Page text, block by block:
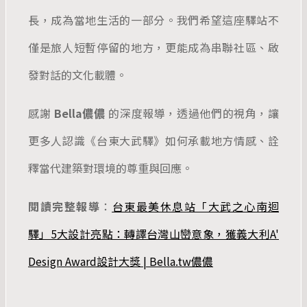
長，成為當地生活的一部分。我們希望這座驛站不
僅是旅人短暫停留的地方，更能成為串聯社區、啟
發對話的文化載體。
感謝 Bella儂儂 的深度報導，透過他們的視角，讓
更多人認識《台東大武驛》如何承載地方情感、詮
釋當代建築對環境的尊重與回應。
閱讀完整報導 ： 台東最美休息站「大武之心南迴
驛」5大設計亮點：轉譯台灣山巒意象，獲義大利A'
Design Award設計大獎 | Bella.tw儂儂